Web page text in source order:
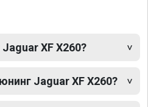
XF X260?
Jaguar XF X260?